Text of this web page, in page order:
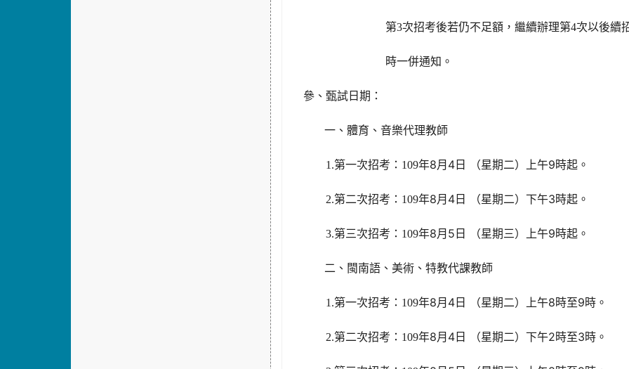
第3次招考後若仍不足額，繼續辦理第4次以後續
時一併通知。
參、甄試日期：
一 、體育、音樂代理教師
1.第一次招考：109年8月4日 （星期二）上午9時起。
2.第二次招考：109年8月4日 （星期二）下午3時起。
3.第三次招考：109年8月5日 （星期三）上午9時起。
二、閩南語、美術、特教代課教師
1.第一次招考：109年8月4日 （星期二）上午8時至9時。
2.第二次招考：109年8月4日 （星期二）下午2時至3